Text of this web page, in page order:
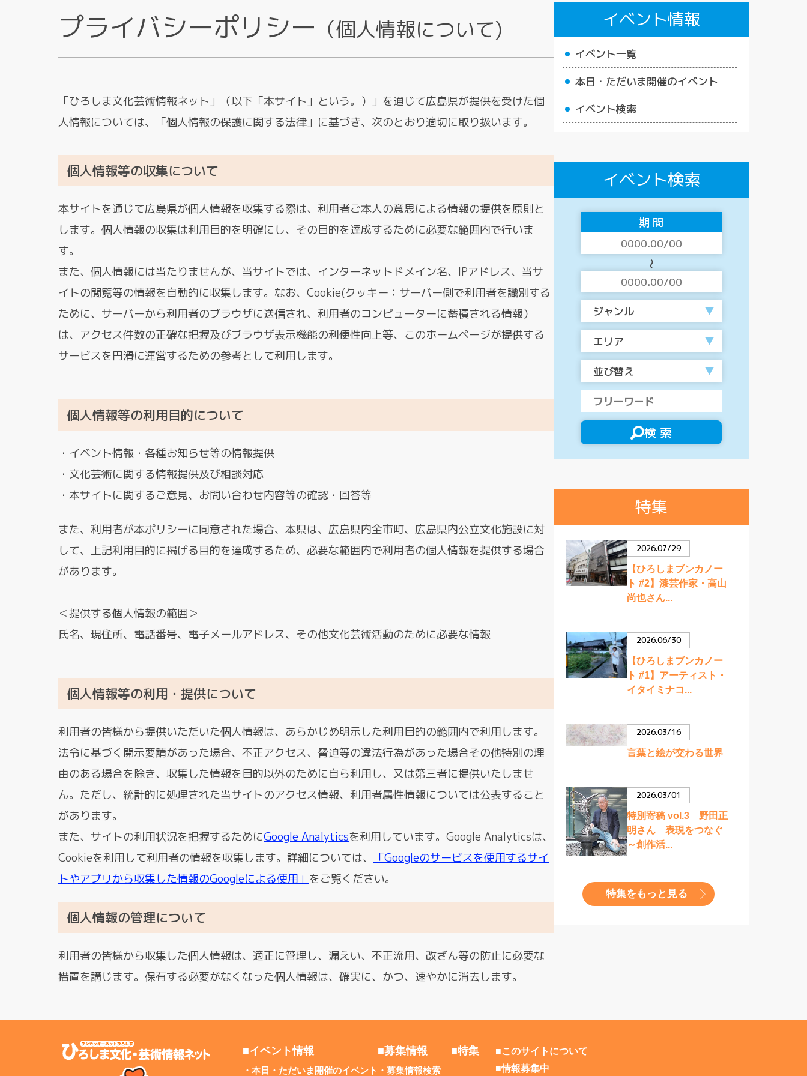
プライバシーポリシー （個人情報について)
「ひろしま文化芸術情報ネット」（以下「本サイト」という。）」を通じて広島県が提供を受けた個
人情報については、「個人情報の保護に関する法律」に基づき、次のとおり適切に取り扱います。
個人情報等の収集について
本サイトを通じて広島県が個人情報を収集する際は、利用者ご本人の意思による情報の提供を原則と
します。個人情報の収集は利用目的を明確にし、その目的を達成するために必要な範囲内で行いま
す。
また、個人情報には当たりませんが、当サイトでは、インターネットドメイン名、IPアドレス、当サ
イトの閲覧等の情報を自動的に収集します。なお、Cookie(クッキー：サーバー側で利用者を識別する
ために、サーバーから利用者のブラウザに送信され、利用者のコンピューターに蓄積される情報）
は、アクセス件数の正確な把握及びブラウザ表示機能の利便性向上等、このホームページが提供する
サービスを円滑に運営するための参考として利用します。
個人情報等の利用目的について
イベント情報・各種お知らせ等の情報提供
文化芸術に関する情報提供及び相談対応
本サイトに関するご意見、お問い合わせ内容等の確認・回答等
また、利用者が本ポリシーに同意された場合、本県は、広島県内全市町、広島県内公立文化施設に対
して、上記利用目的に掲げる目的を達成するため、必要な範囲内で利用者の個人情報を提供する場合
があります。
＜提供する個人情報の範囲＞
氏名、現住所、電話番号、電子メールアドレス、その他文化芸術活動のために必要な情報
個人情報等の利用・提供について
利用者の皆様から提供いただいた個人情報は、あらかじめ明示した利用目的の範囲内で利用します。
法令に基づく開示要請があった場合、不正アクセス、脅迫等の違法行為があった場合その他特別の理
由のある場合を除き、収集した情報を目的以外のために自ら利用し、又は第三者に提供いたしませ
ん。ただし、統計的に処理された当サイトのアクセス情報、利用者属性情報については公表すること
があります。
また、サイトの利用状況を把握するためにGoogle Analyticsを利用しています。Google Analyticsは、
Cookieを利用して利用者の情報を収集します。詳細については、
「Googleのサービスを使用するサイ
トやアプリから収集した情報のGoogleによる使用」 をご覧ください。
個人情報の管理について
利用者の皆様から収集した個人情報は、適正に管理し、漏えい、不正流用、改ざん等の防止に必要な
措置を講じます。保有する必要がなくなった個人情報は、確実に、かつ、速やかに消去します。
イベント情報
イベント一覧
本日・ただいま開催のイベント
イベント検索
イベント検索
期 間
〜
ジャンル
エリア
並び替え
検 索
特集
2026.07/29
【ひろしまブンカノー
ト #2】漆芸作家・高山
尚也さん...
2026.06/30
【ひろしまブンカノー
ト #1】アーティスト・
イタイミナコ...
2026.03/16
言葉と絵が交わる世界
2026.03/01
特別寄稿 vol.3 野田正
明さん 表現をつなぐ
～創作活...
特集をもっと見る
■イベント情報
本日・ただいま開催のイベント
■募集情報
募集情報検索
■特集
■このサイトについて
■情報募集中